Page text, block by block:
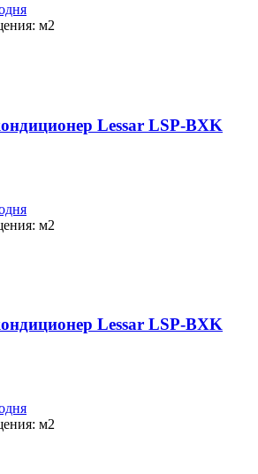
м2
Lessar LSP-BXK
м2
Lessar LSP-BXK
м2